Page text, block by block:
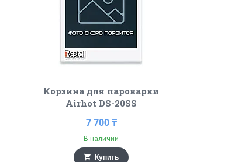
Корзина для пароварки
Airhot DS-20SS
7 700 ₸
В наличии
Купить